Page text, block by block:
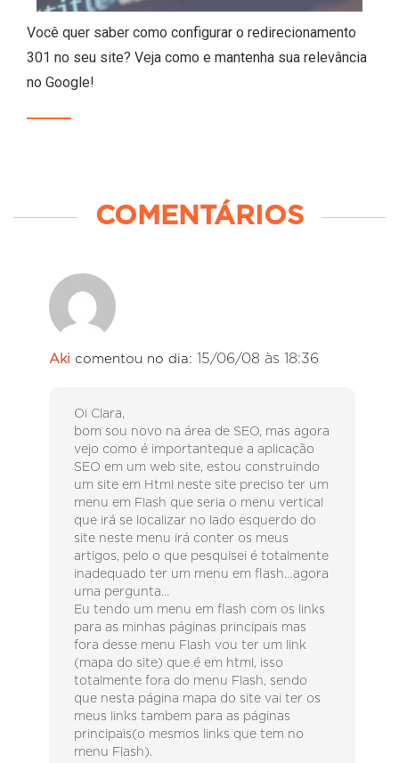
Você quer saber como configurar o redirecionamento
301 no seu site? Veja como e mantenha sua relevância
no Google!
COMENTÁRIOS
Aki comentou no dia: 15/06/08 às 18:36
Oi Clara,
bom sou novo na área de SEO, mas agora
vejo como é importanteque a aplicação
SEO em um web site, estou construindo
um site em Html neste site preciso ter um
menu em Flash que seria o menu vertical
que irá se localizar no lado esquerdo do
site neste menu irá conter os meus
artigos, pelo o que pesquisei é totalmente
inadequado ter um menu em flash…agora
uma pergunta…
Eu tendo um menu em flash com os links
para as minhas páginas principais mas
fora desse menu Flash vou ter um link
(mapa do site) que é em html, isso
totalmente fora do menu Flash, sendo
que nesta página mapa do site vai ter os
meus links tambem para as páginas
principais(o mesmos links que tem no
menu Flash).